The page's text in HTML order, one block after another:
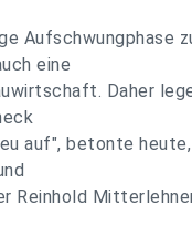
Aufschwungphase
eine
Daher
auf", betonte
Reinhold